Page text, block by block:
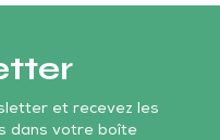
et recevez les
dans votre boîte